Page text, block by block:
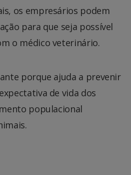
os empresários podem
para que seja possível
o médico veterinário.
porque ajuda a prevenir
de vida dos
populacional